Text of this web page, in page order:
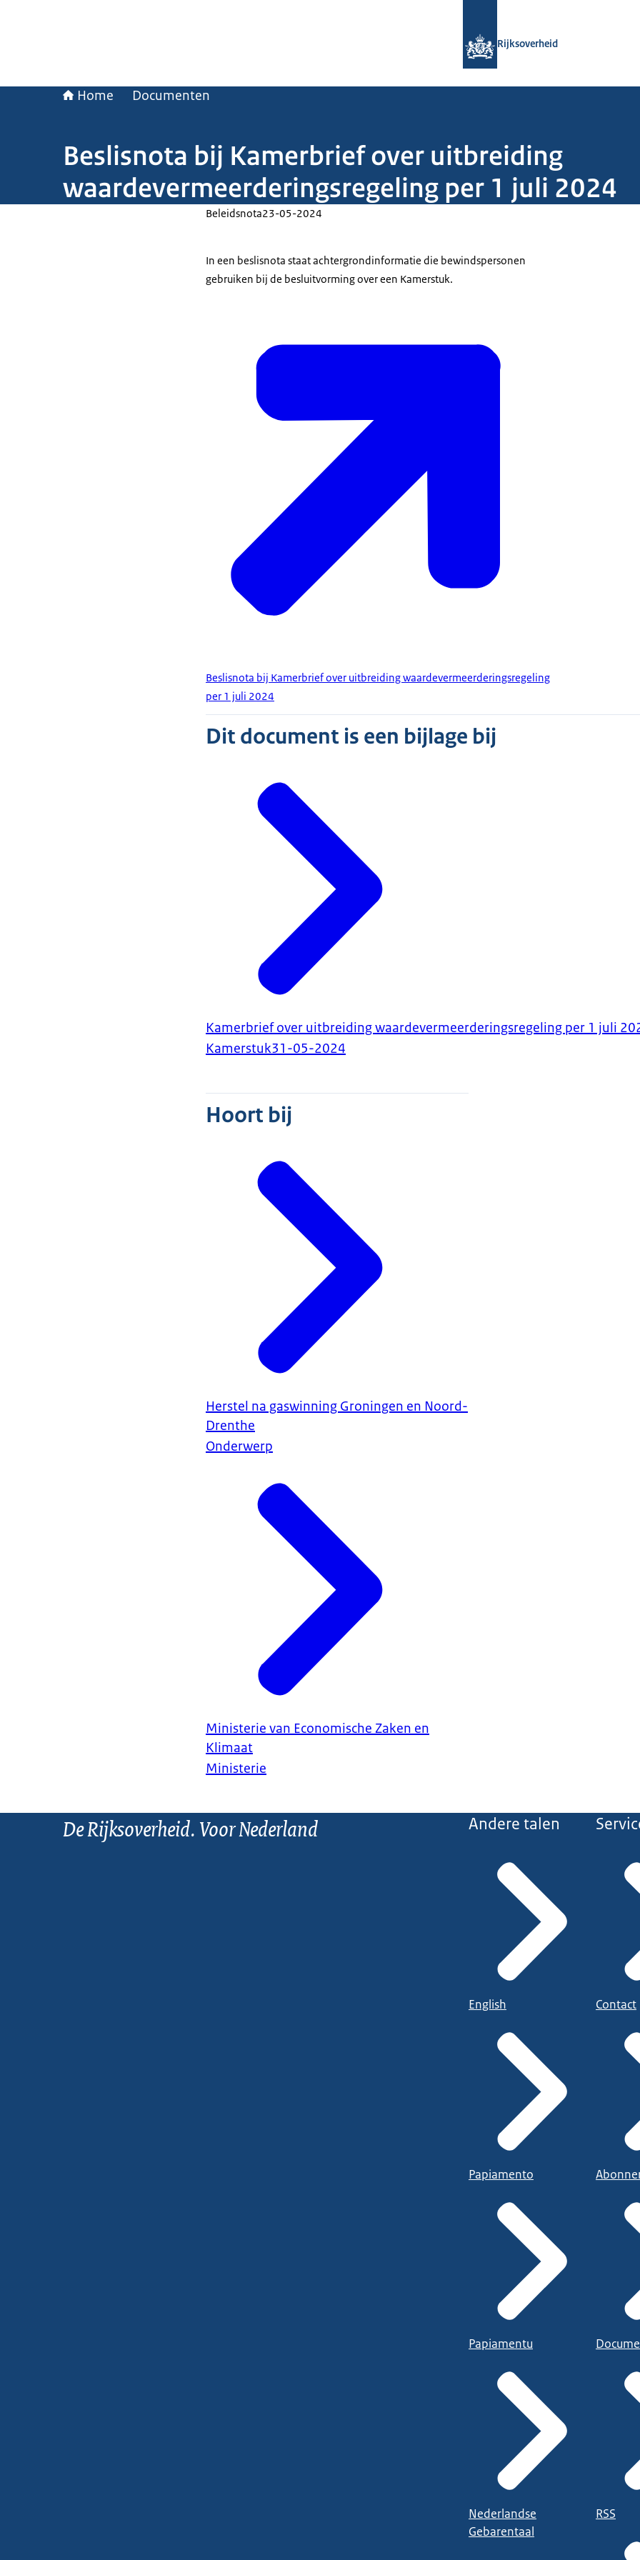
Rijksoverheid
Home Documenten
Beslisnota bij Kamerbrief over uitbreiding
waardevermeerderingsregeling per 1 juli 2024
Beleidsnota23-05-2024
In een beslisnota staat achtergrondinformatie die bewindspersonen
gebruiken bij de besluitvorming over een Kamerstuk.
Beslisnota bij Kamerbrief over uitbreiding waardevermeerderingsregeling
per 1 juli 2024
Dit document is een bijlage bij
Kamerbrief over uitbreiding waardevermeerderingsregeling per 1 juli
Kamerstuk31-05-2024
Hoort bij
Herstel na gaswinning Groningen en Noord-
Drenthe
Onderwerp
Ministerie van Economische Zaken en
Klimaat
Ministerie
De Rijksoverheid. Voor Nederland Andere talen
English
Papiamento
Papiamentu
Nederlandse
Gebarentaal
Contact
RSS